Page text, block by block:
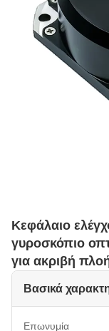
Κεφάλαιο
γυροσκόπιο
για ακριβή
Βασικά
Επωνυμία